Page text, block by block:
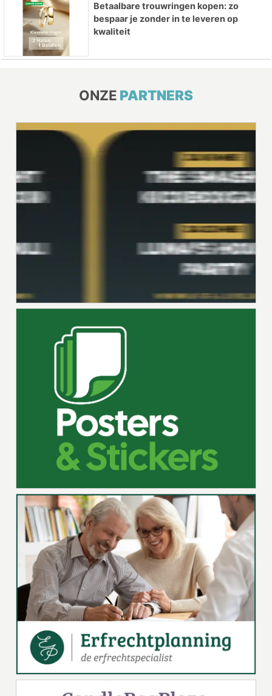
Betaalbare trouwringen kopen: zo
bespaar je zonder in te leveren op
kwaliteit
ONZE PARTNERS